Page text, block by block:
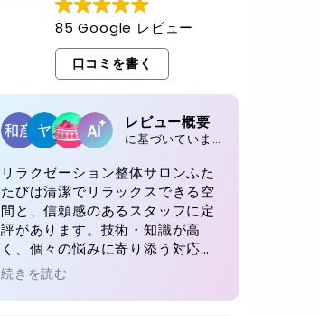
85 Google レビュー
口コミを書く
レビュー概要
に基づいています 85 レビュー
リラクゼーション整体サロンふた
たびは清潔でリラックスできる空
間と、信頼感のあるスタッフに定
評があります。技術・知識が高
く、個々の悩みに寄り添う対応が
魅力。初回でも、毎回でも満足感
が得られると多くの方が絶賛。リ
ピート率が高い理由が感じられる
続きを読む